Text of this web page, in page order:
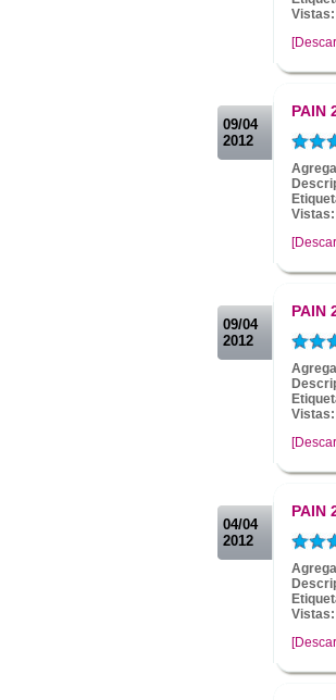
Vistas:
09/04
2012
PAIN
Vistas:
09/04
2012
PAIN
Vistas:
04/04
2012
PAIN
Vistas: